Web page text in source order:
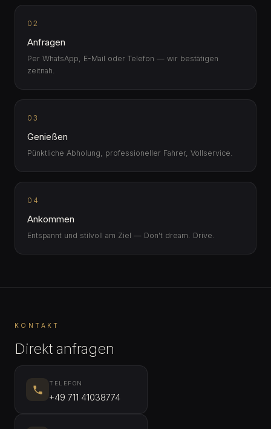
02
Anfragen
Per WhatsApp, E-Mail oder Telefon — wir bestätigen
zeitnah.
03
Genießen
Pünktliche Abholung, professioneller Fahrer, Vollservice.
04
Ankommen
Entspannt und stilvoll am Ziel — Don't dream. Drive.
KONTAKT
Direkt anfragen
TELEFON
+49 711 41038774